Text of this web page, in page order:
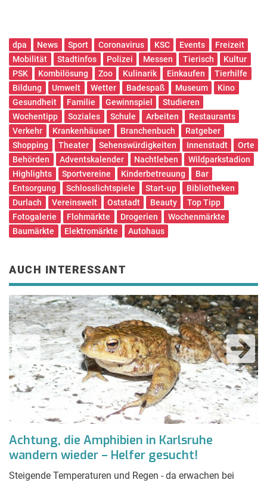
dpa News Sport Coronavirus KSC Events
Freizeit
Mobilität
Stadtinfos Polizei Messen Tierisch
Kultur
PSK
Kombilösung Zoo Kulinarik Einkaufen
Tierhilfe
Bildung
Umwelt Wetter Badespaß Museum
Kino
Gesundheit
Familie Gewinnspiel
Studieren
Wochentipp
Soziales Schule Arbeiten
Restaurants
Verkehr
Krankenhäuser Branchenbuch
Ratgeber
Shopping
Theater Sehenswürdigkeiten Innenstadt
Orte
Behörden
Adventskalender Nachtleben
Wildparkstadion
Highlights
Sportvereine Kinderbetreuung
Bar
Entsorgung
Schlosslichtspiele Start-up
Bibliotheken
Durlach
Vereinswelt Oststadt Beauty
Top Tipp
Fotogalerie
Flohmärkte Drogerien
Wochenmärkte
Baumärkte
Elektromärkte Autohaus
AUCH INTERESSANT
Achtung, die Amphibien in Karlsruhe
wandern wieder – Helfer gesucht!
Steigende Temperaturen und Regen - da erwachen bei